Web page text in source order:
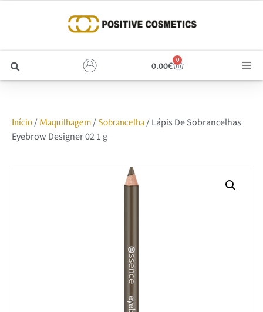
0.00€
0
Unhas
Início/ Maquilhagem/ Sobrancelha/ Lápis De Sobrancelhas
Eyebrow Designer 02 1 g